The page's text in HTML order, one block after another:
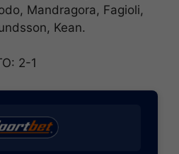
Mandragora, Fagioli,
Kean.
2-1